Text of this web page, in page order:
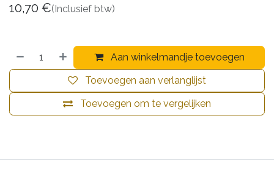
10,70 €(Inclusief btw)
Aan winkelmandje toevoegen
Toevoegen om te vergelijken
Toevoegen aan verlanglijst